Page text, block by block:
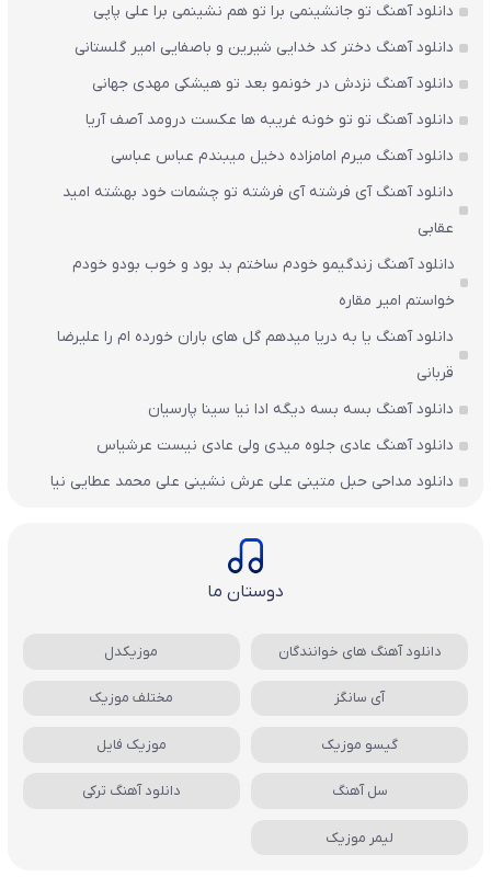
دانلود آهنگ تو جانشینمی برا تو هم نشینمی برا علی پاپی
دانلود آهنگ دختر کد خدایی شیرین و باصفایی امیر گلستانی
دانلود آهنگ نزدش در خونمو بعد تو هیشکی مهدی جهانی
دانلود آهنگ تو تو خونه غریبه ها عکست درومد آصف آریا
دانلود آهنگ میرم امامزاده دخیل میبندم عباس عباسی
دانلود آهنگ آی فرشته آی فرشته تو چشمات خود بهشته امید
عقابی
دانلود آهنگ زندگیمو خودم ساختم بد بود و خوب بودو خودم
خواستم امیر مقاره
دانلود آهنگ یا به دریا میدهم گل های باران‌ خورده ام را علیرضا
قربانی
دانلود آهنگ بسه بسه دیگه ادا نیا سینا پارسیان
دانلود آهنگ عادی جلوه میدی ولی عادی نیست عرشیاس
دانلود مداحی حبل متینی علی عرش نشینی علی محمد عطایی نیا
دوستان ما
دانلود آهنگ های خوانندگان موزیکدل
آی سانگز مختلف موزیک
گیسو موزیک موزیک فایل
سل آهنگ دانلود آهنگ ترکی
لیمر موزیک